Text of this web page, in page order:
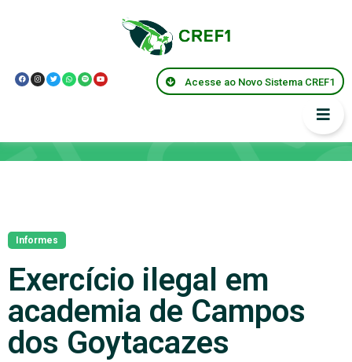
Acesse ao Novo Sistema CREF1
Informes
Exercício ilegal em
academia de Campos
dos Goytacazes